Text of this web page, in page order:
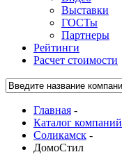
Выставки
ГОСТы
Партнеры
Рейтинги
Расчет стоимости
Главная -
Каталог компаний
Соликамск -
ДомоСтил